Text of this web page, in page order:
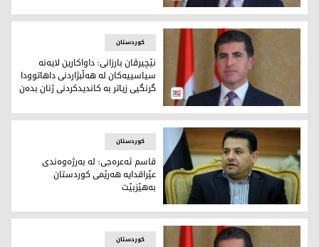
نێچیرڤان بارزانی، سەرۆکی هەرێمی کوردستان
نێچیرڤان بارزانی، سەرۆکی هەرێمی کوردستان
کوردستان
نێچیرڤان بارزانی: داواكارين لايه‌نه‌
سياسييه‌كان له‌ هه‌ڵبژاردنى داهاتوودا
گرنگيى زياتر به‌ كانديدكردنى ژنان بده‌ن
قاسم ئه‌عره‌جی، راوێژكاری ئاسایشی نیشتمانی عێراق
کوردستان
قاسم ئه‌عره‌جی: له‌ به‌رژه‌وه‌ندی
عێراقدایه‌ هه‌رێمی كوردستان
به‌هێزبێت
کوردستان